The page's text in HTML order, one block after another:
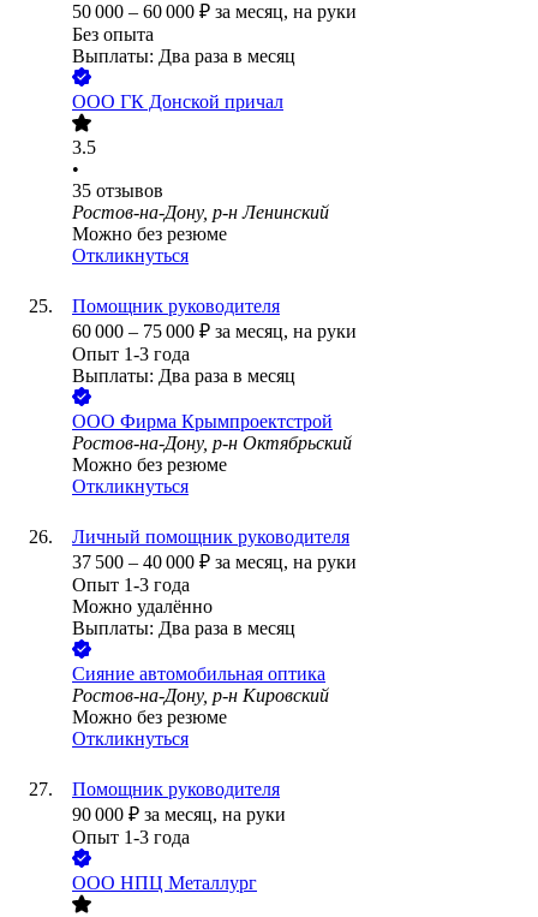
50 000 – 60 000 ₽ за месяц, на руки
Без опыта
Выплаты: Два раза в месяц
ООО ГК Донской причал
3.5
•
35 отзывов
Ростов-на-Дону, р-н Ленинский
Можно без резюме
Откликнуться
Помощник руководителя
60 000 – 75 000 ₽ за месяц, на руки
Опыт 1-3 года
Выплаты: Два раза в месяц
ООО Фирма Крымпроектстрой
Ростов-на-Дону, р-н Октябрьский
Можно без резюме
Откликнуться
Личный помощник руководителя
37 500 – 40 000 ₽ за месяц, на руки
Опыт 1-3 года
Можно удалённо
Выплаты: Два раза в месяц
Сияние автомобильная оптика
Ростов-на-Дону, р-н Кировский
Можно без резюме
Откликнуться
Помощник руководителя
90 000 ₽ за месяц, на руки
Опыт 1-3 года
ООО НПЦ Металлург